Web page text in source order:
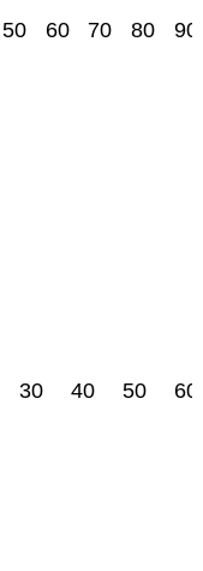
50 60 70 80 90
30 40 50 60